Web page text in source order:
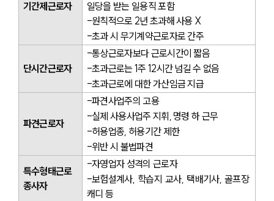
기간제근로자
일당을 받는 일용직 포함
-원칙적으로 2년 초과해 사용 X
-초과 시 무기계약근로자로 간주
단시간근로자
-통상근로자보다 근로시간이 짧음
-초과근로는 1주 12시간 넘길 수 없음
-초과근로에 대한 가산임금 지급
파견근로자
-파견사업주의 고용
-실제 사용사업주 지휘, 명령 하 근무
-허용업종, 허용기간 제한
-위반 시 불법파견
특수형태근로
종사자
-자영업자 성격의 근로자
-보험설계사, 학습지 교사, 택배기사, 골프장
캐디 등